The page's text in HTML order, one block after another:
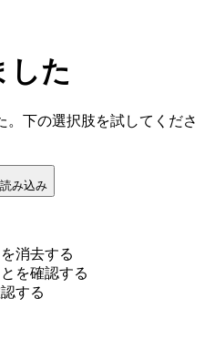
した
下の選択肢を試してくださ
み込み
消去する
を確認する
する